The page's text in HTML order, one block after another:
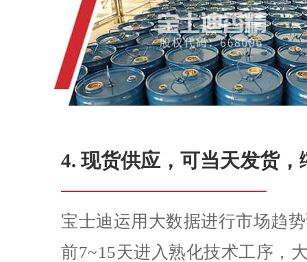
4. 现货供应，可当天发货
宝士迪运用大数据进行市场趋
前7~15天进入熟化技术工序，